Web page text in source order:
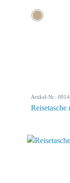
Artikel-Nr.: